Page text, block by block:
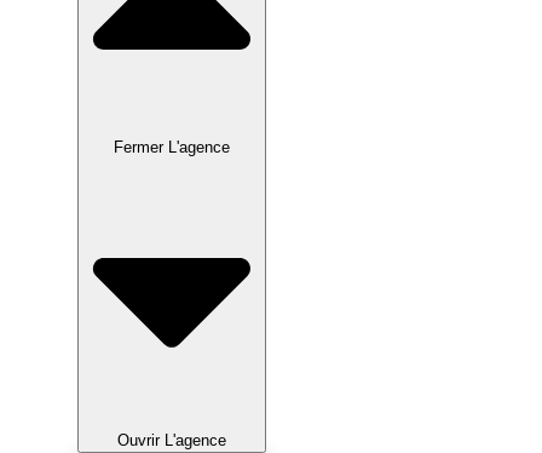
Fermer L'agence
Ouvrir L'agence